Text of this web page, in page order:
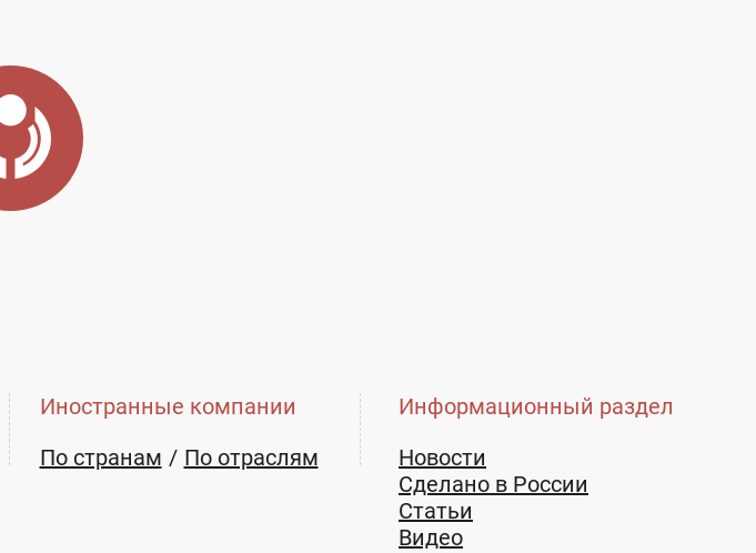
А
Льдогенератор
Иностранные компании
По странам
По отраслям
Информационный раздел
Новости
Сделано в России
Статьи
Видео